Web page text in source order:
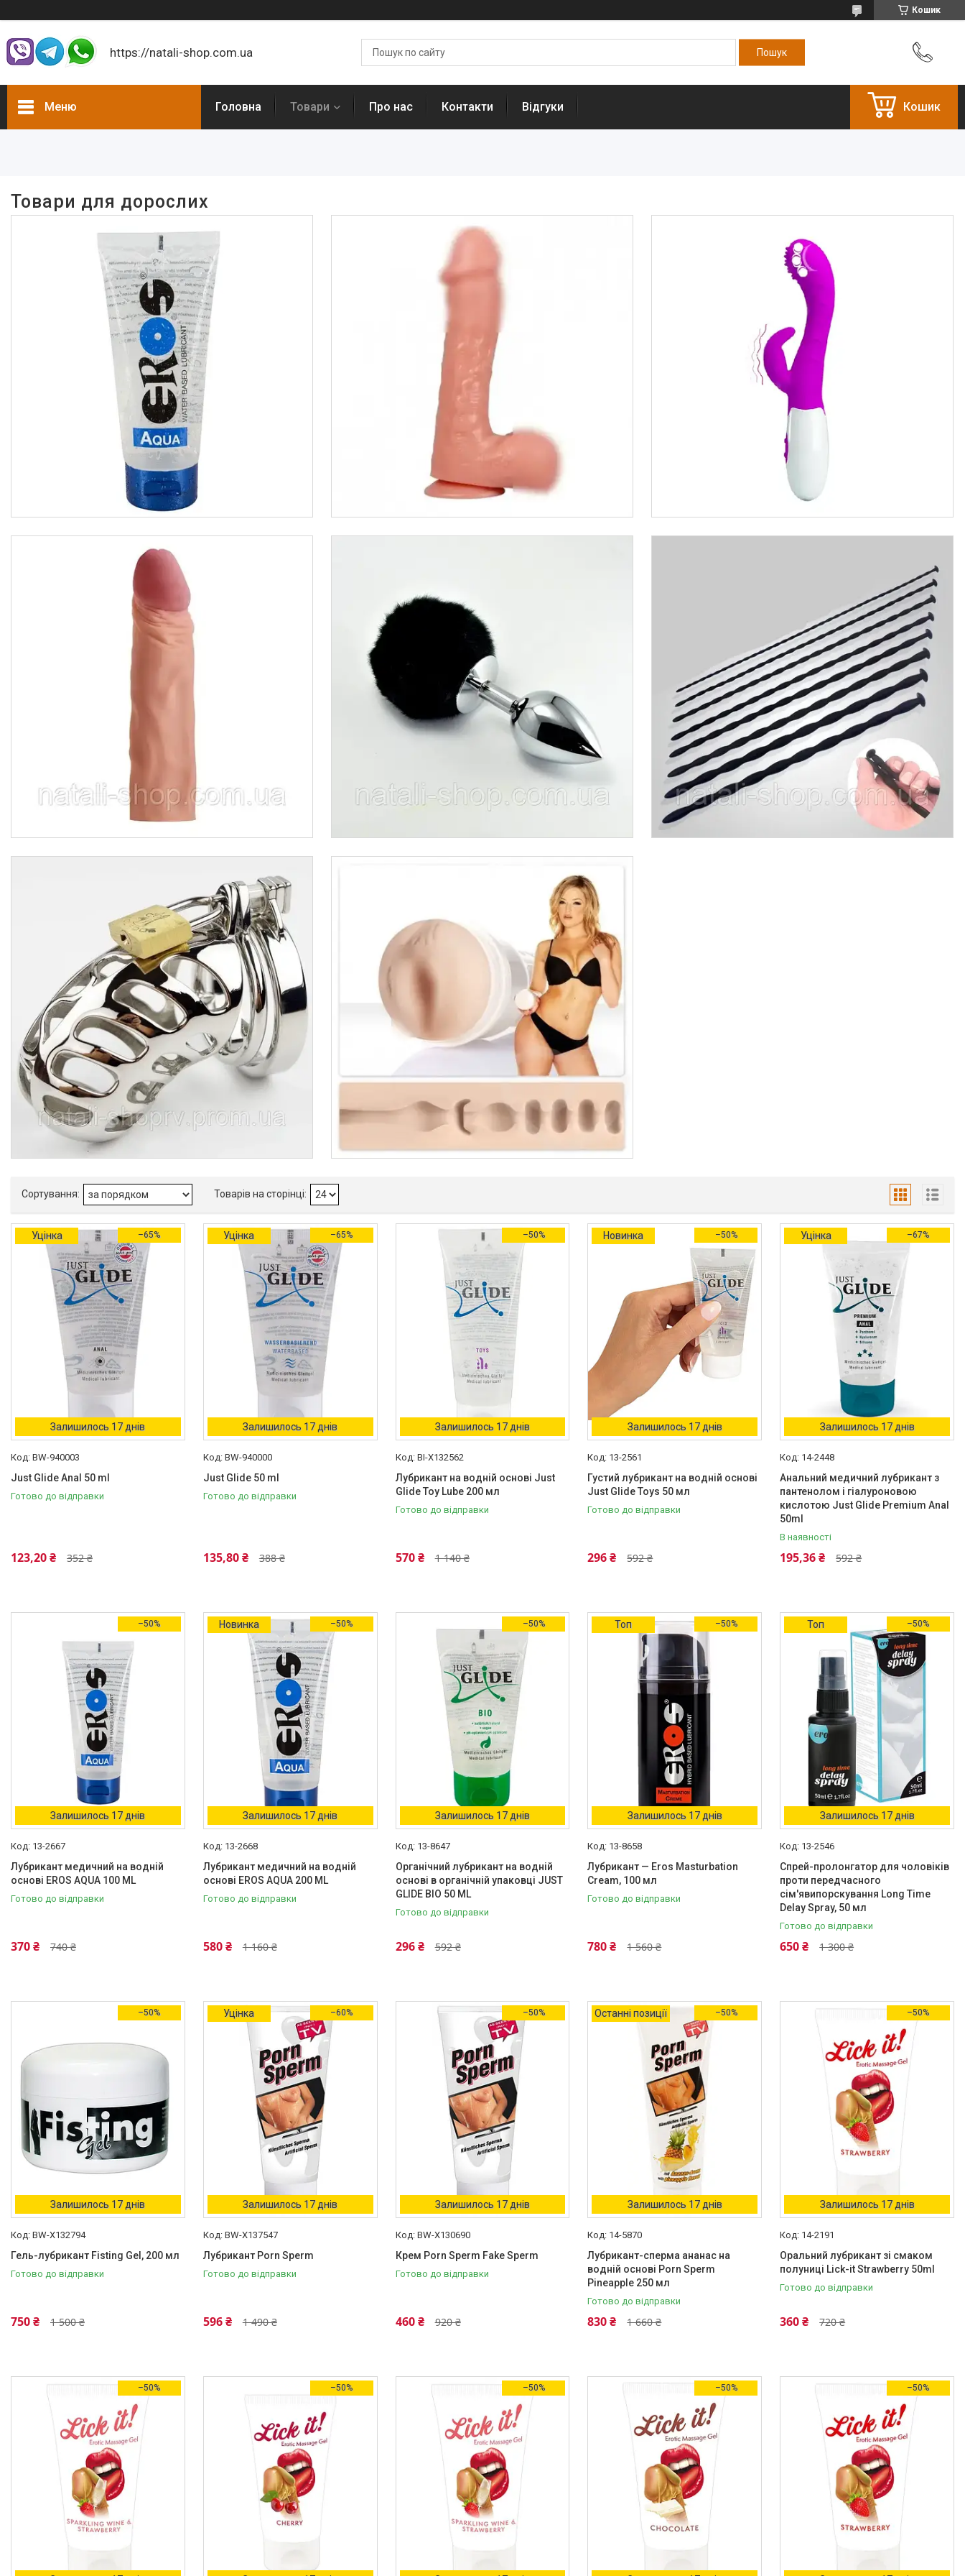
Кошик
https://natali-shop.com.ua
Меню
Наявність
Головна Товари Про нас Контакти Відгуки Кошик
Товари для дорослих
Уцінка –65%
Залишилось 17 днів
BW-940003
Just Glide Anal 50 ml
Готово до відправки
352 ₴
123,20 ₴
Уцінка –65%
Залишилось 17 днів
BW-940000
Just Glide 50 ml
Готово до відправки
388 ₴
135,80 ₴
–50%
Залишилось 17 днів
BI-X132562
Лубрикант на водній основі Just
Glide Toy Lube 200 мл
Готово до відправки
1 140 ₴
570 ₴
Новинка –50%
Залишилось 17 днів
13-2561
Густий лубрикант на водній основі
Just Glide Toys 50 мл
Готово до відправки
592 ₴
296 ₴
Уцінка –67%
Залишилось 17 днів
14-2448
Анальний медичний лубрикант з
пантенолом і гіалуроновою
кислотою Just Glide Premium Anal
50ml
В наявності
592 ₴
195,36 ₴
–50%
Залишилось 17 днів
13-2667
Лубрикант медичний на водній
основі EROS AQUA 100 ML
Готово до відправки
740 ₴
370 ₴
Новинка –50%
Залишилось 17 днів
13-2668
Лубрикант медичний на водній
основі EROS AQUA 200 ML
Готово до відправки
1 160 ₴
580 ₴
–50%
Залишилось 17 днів
13-8647
Органічний лубрикант на водній
основі в органічній упаковці JUST
GLIDE BIO 50 ML
Готово до відправки
592 ₴
296 ₴
Топ –50%
Залишилось 17 днів
13-8658
Лубрикант — Eros Masturbation
Cream, 100 мл
Готово до відправки
1 560 ₴
780 ₴
Топ –50%
Залишилось 17 днів
13-2546
Спрей-пролонгатор для чоловіків
проти передчасного
сім'явипорскування Long Time
Delay Spray, 50 мл
Готово до відправки
1 300 ₴
650 ₴
–50%
Залишилось 17 днів
BW-X132794
Гель-лубрикант Fisting Gel, 200 мл
Готово до відправки
1 500 ₴
750 ₴
Уцінка –60%
Залишилось 17 днів
BW-X137547
Лубрикант Porn Sperm
Готово до відправки
1 490 ₴
596 ₴
–50%
Залишилось 17 днів
BW-X130690
Крем Porn Sperm Fake Sperm
Готово до відправки
920 ₴
460 ₴
Останні позиції –50%
Залишилось 17 днів
14-5870
Лубрикант-сперма ананас на
водній основі Porn Sperm
Pineapple 250 мл
Готово до відправки
1 660 ₴
830 ₴
–50%
Залишилось 17 днів
14-2191
Оральний лубрикант зі смаком
полуниці Lick-it Strawberry 50ml
Готово до відправки
720 ₴
360 ₴
–50% –50% –50% –50% –50%